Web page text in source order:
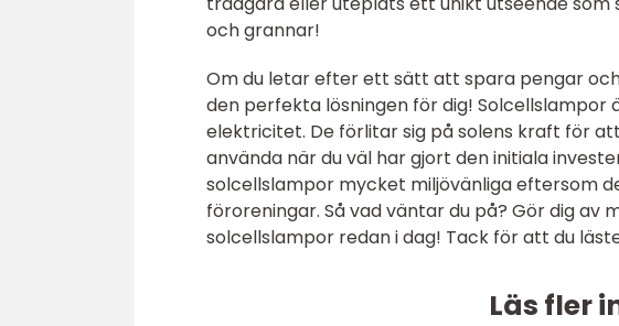
och grannar!
Om du letar efter ett sätt att spara pengar
den perfekta lösningen för dig!
elektricitet. De förlitar sig på solens kraft för
använda när du väl har gjort den initiala
solcellslampor mycket miljövänliga eftersom
föroreningar. Så vad väntar du på? Gör dig
solcellslampor redan i dag! Tack för att du
Läs fler